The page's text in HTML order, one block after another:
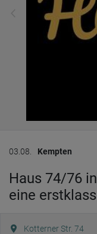
03.08. Kempten
Haus 74/76
eine
Kotterner Str. 74